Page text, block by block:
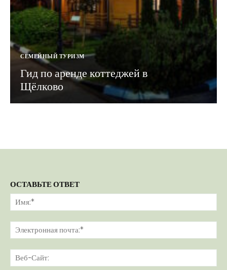
СЕМЕЙНЫЙ ТУРИЗМ
Гид по аренде коттеджей в
Щёлково
ОСТАВЬТЕ ОТВЕТ